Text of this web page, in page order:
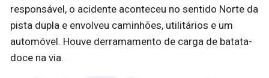
responsável, o acidente aconteceu no sentido Norte da
pista dupla e envolveu caminhões, utilitários e um
automóvel. Houve derramamento de carga de batata-
doce na via.